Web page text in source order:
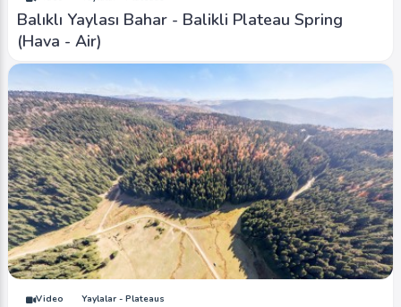
Balıklı Yaylası Bahar - Balikli Plateau Spring
(Hava - Air)
Video Yaylalar - Plateaus